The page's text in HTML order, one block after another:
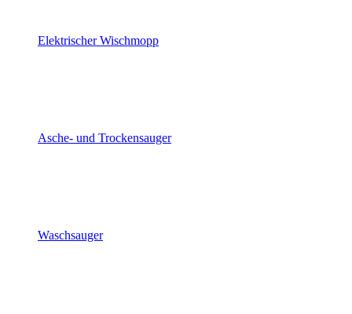
Elektrischer Wischmopp
Asche- und Trockensauger
Waschsauger